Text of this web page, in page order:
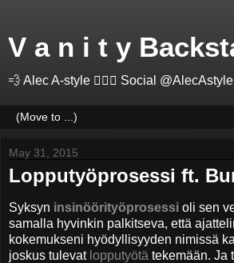
V a n i t y
💨 Alec A-style 🤽🏻‍♂️ Social @AlecAstyle
May 31, 2015
Lopputyöprosessi ft.
Syksyn insinöörityöprosessi oli sen
samalla hyvinkin palkitseva, että
kokemukseni hyödyllisyyden nimissä
joskus tulevat lopputyötä tekemään. Ja